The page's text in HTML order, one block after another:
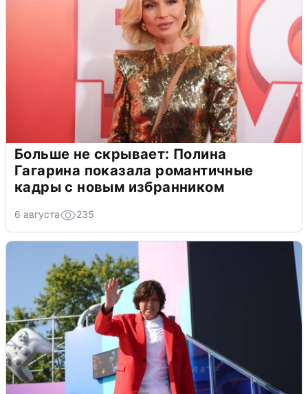
Больше не скрывает: Полина
Гагарина показала романтичные
кадры с новым избранником
6 августа 235